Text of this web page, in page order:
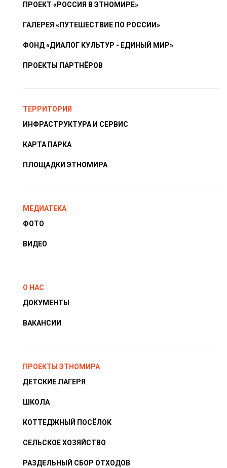
ПРОЕКТ «РОССИЯ В ЭТНОМИРЕ»
ГАЛЕРЕЯ «ПУТЕШЕСТВИЕ ПО РОССИИ»
ФОНД «ДИАЛОГ КУЛЬТУР - ЕДИНЫЙ МИР»
ПРОЕКТЫ ПАРТНЁРОВ
ТЕРРИТОРИЯ
ИНФРАСТРУКТУРА И СЕРВИС
КАРТА ПАРКА
ПЛОЩАДКИ ЭТНОМИРА
МЕДИАТЕКА
ФОТО
ВИДЕО
О НАС
ДОКУМЕНТЫ
ВАКАНСИИ
ПРОЕКТЫ ЭТНОМИРА
ДЕТСКИЕ ЛАГЕРЯ
ШКОЛА
КОТТЕДЖНЫЙ ПОСЁЛОК
СЕЛЬСКОЕ ХОЗЯЙСТВО
РАЗДЕЛЬНЫЙ СБОР ОТХОДОВ